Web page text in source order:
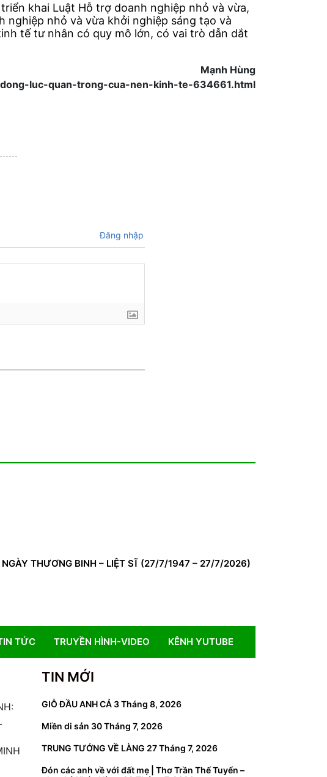
khai Luật Hỗ trợ doanh nghiệp nhỏ và vừa,
nhỏ và vừa khởi nghiệp sáng tạo và
tế tư nhân có quy mô lớn, có vai trò dẫn dắt
Mạnh Hùng
luc-quan-trong-cua-nen-kinh-te-634661.html
Đăng nhập
THƯƠNG BINH – LIỆT SĨ (27/7/1947 – 27/7/2026)
TỨC TRUYỀN HÌNH-VIDEO KÊNH YUTUBE
TIN MỚI
GIỖ ĐẦU ANH CẢ 3 Tháng 8, 2026
Miền di sản 30 Tháng 7, 2026
TRUNG TƯỚNG VỀ LÀNG 27 Tháng 7, 2026
Đón các anh về với đất mẹ | Thơ Trần Thế Tuyển –